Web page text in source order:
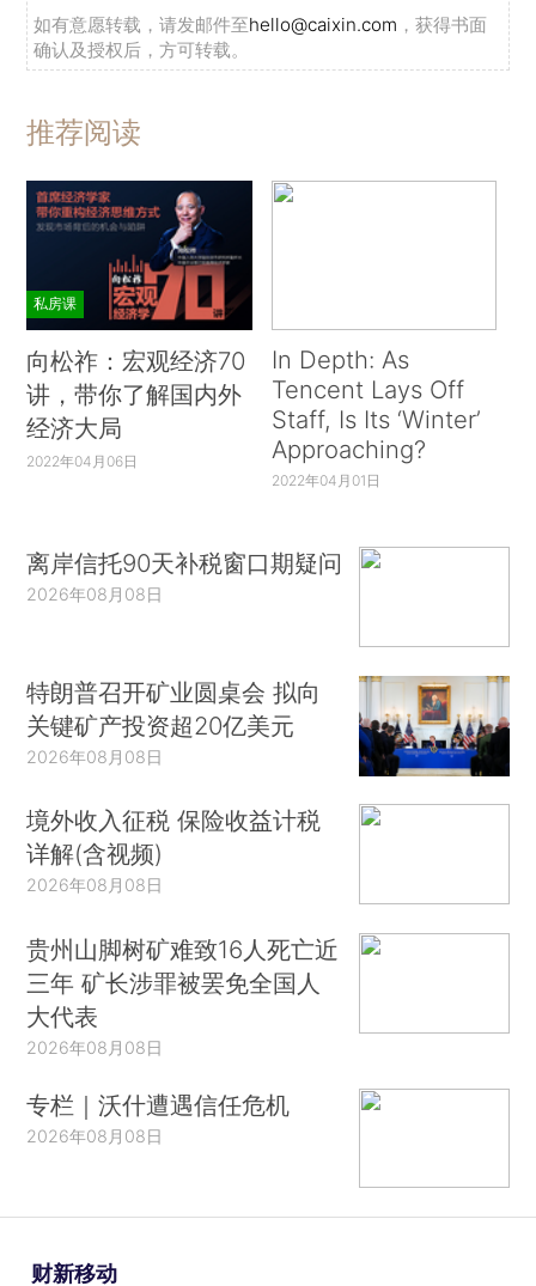
如有意愿转载，请发邮件至hello@caixin.com ，获得书面
确认及授权后，方可转载。
推荐阅读
私房课
向松祚：宏观经济70
讲，带你了解国内外
经济大局
2022年04月06日
In Depth: As
Tencent Lays Off
Staff, Is Its ‘Winter’
Approaching?
2022年04月01日
离岸信托90天补税窗口期疑问
2026年08月08日
特朗普召开矿业圆桌会 拟向
关键矿产投资超20亿美元
2026年08月08日
境外收入征税 保险收益计税
详解(含视频)
2026年08月08日
贵州山脚树矿难致16人死亡近
三年 矿长涉罪被罢免全国人
大代表
2026年08月08日
专栏｜沃什遭遇信任危机
2026年08月08日
财新移动